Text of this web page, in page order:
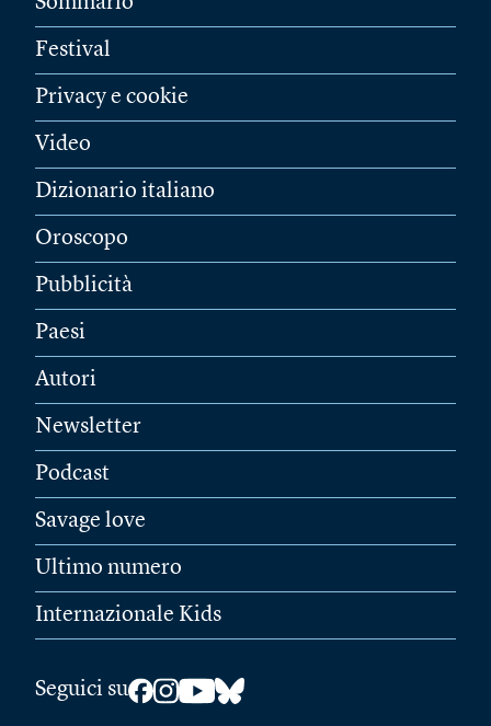
Festival
Privacy e cookie
Video
Dizionario italiano
Oroscopo
Pubblicità
Paesi
Autori
Newsletter
Podcast
Savage love
Ultimo numero
Internazionale Kids
Seguici su